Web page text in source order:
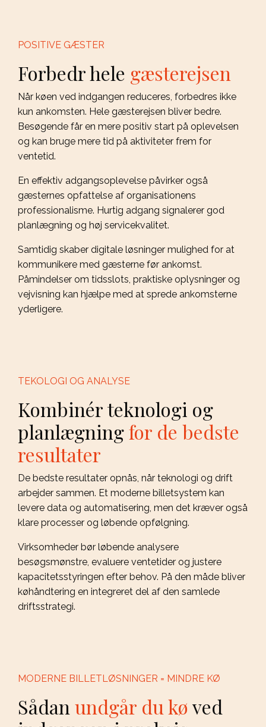
POSITIVE GÆSTER
Forbedr hele gæsterejsen
Når køen ved indgangen reduceres, forbedres ikke
kun ankomsten. Hele gæsterejsen bliver bedre.
Besøgende får en mere positiv start på oplevelsen
og kan bruge mere tid på aktiviteter frem for
ventetid.
En effektiv adgangsoplevelse påvirker også
gæsternes opfattelse af organisationens
professionalisme. Hurtig adgang signalerer god
planlægning og høj servicekvalitet.
Samtidig skaber digitale løsninger mulighed for at
kommunikere med gæsterne før ankomst.
Påmindelser om tidsslots, praktiske oplysninger og
vejvisning kan hjælpe med at sprede ankomsterne
yderligere.
TEKOLOGI OG ANALYSE
Kombinér teknologi og
planlægningfor de bedste
resultater
De bedste resultater opnås, når teknologi og drift
arbejder sammen. Et moderne billetsystem kan
levere data og automatisering, men det kræver også
klare processer og løbende opfølgning.
Virksomheder bør løbende analysere
besøgsmønstre, evaluere ventetider og justere
kapacitetsstyringen efter behov. På den måde bliver
køhåndtering en integreret del af den samlede
driftsstrategi.
MODERNE BILLETLØSNINGER = MINDRE KØ
Sådan undgår du kø ved